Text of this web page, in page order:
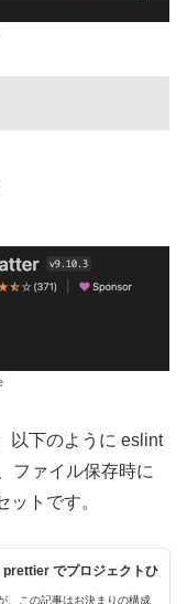
以下のように eslint
ファイル保存時に
トです。
でプロジェクトひ
、この記事はお決まりの構成